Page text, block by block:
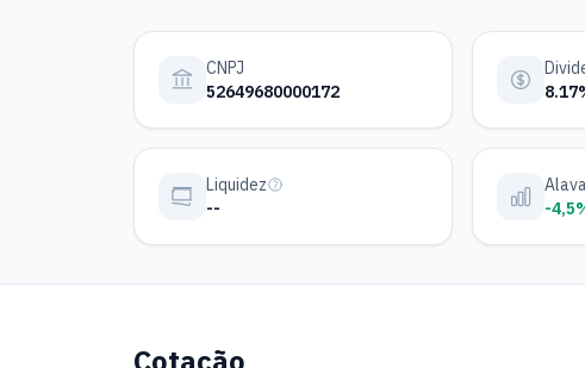
CNPJ
52649680000172
Liquidez
--
-